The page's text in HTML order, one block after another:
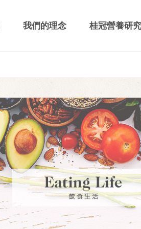
我們的理念 桂冠營養研